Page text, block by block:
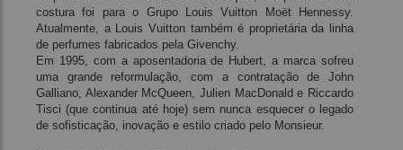
costura foi para o Grupo Louis Vuitton Moët Hennessy.
Atualmente, a Louis Vuitton também é proprietária da linha
de perfumes fabricados pela Givenchy.
Em 1995, com a aposentadoria de Hubert, a marca sofreu
uma grande reformulação, com a contratação de John
Galliano, Alexander McQueen, Julien MacDonald e Riccardo
Tisci (que continua até hoje) sem nunca esquecer o legado
de sofisticação, inovação e estilo criado pelo Monsieur.